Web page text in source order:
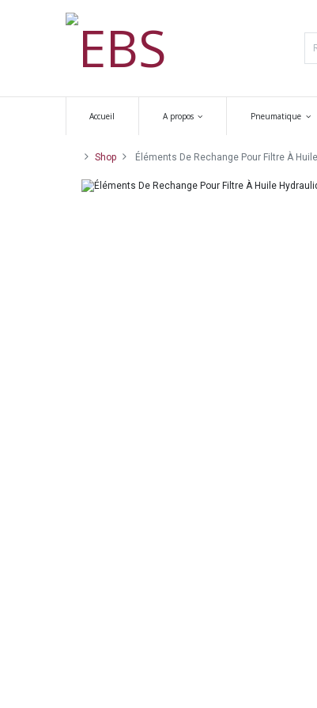
Accueil A propos Pneumatique
Shop Éléments De Rechange Pour Filtre À